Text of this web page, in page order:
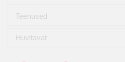
Teenused
Huvitavat